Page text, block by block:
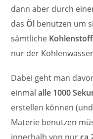
dann aber durch
das Öl benutzen um
sämtliche
nur der
Dabei geht man
einmalalle 1000
erstellen können
Materie benutzen